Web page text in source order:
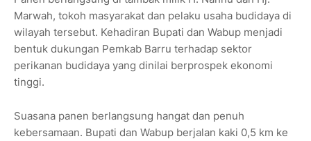
Marwah, tokoh masyarakat dan pelaku usaha budidaya di
wilayah tersebut. Kehadiran Bupati dan Wabup menjadi
bentuk dukungan Pemkab Barru terhadap sektor
perikanan budidaya yang dinilai berprospek ekonomi
tinggi.
Suasana panen berlangsung hangat dan penuh
kebersamaan. Bupati dan Wabup berjalan kaki 0,5 km ke